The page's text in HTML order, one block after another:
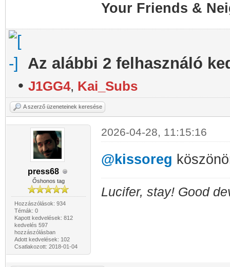
Your Friends &
Az alábbi 2 felhasználó
• J1GG4, Kai_Subs
A szerző üzeneteinek keresése
press68
Őshonos tag
Hozzászólások: 934
Témák: 0
Kapott kedvelések: 812
kedvelés 597
hozzászólásban
Adott kedvelések: 102
Csatlakozott: 2018-01-04
2026-04-28, 11:15:16
@kissoreg
Lucifer, stay! Good